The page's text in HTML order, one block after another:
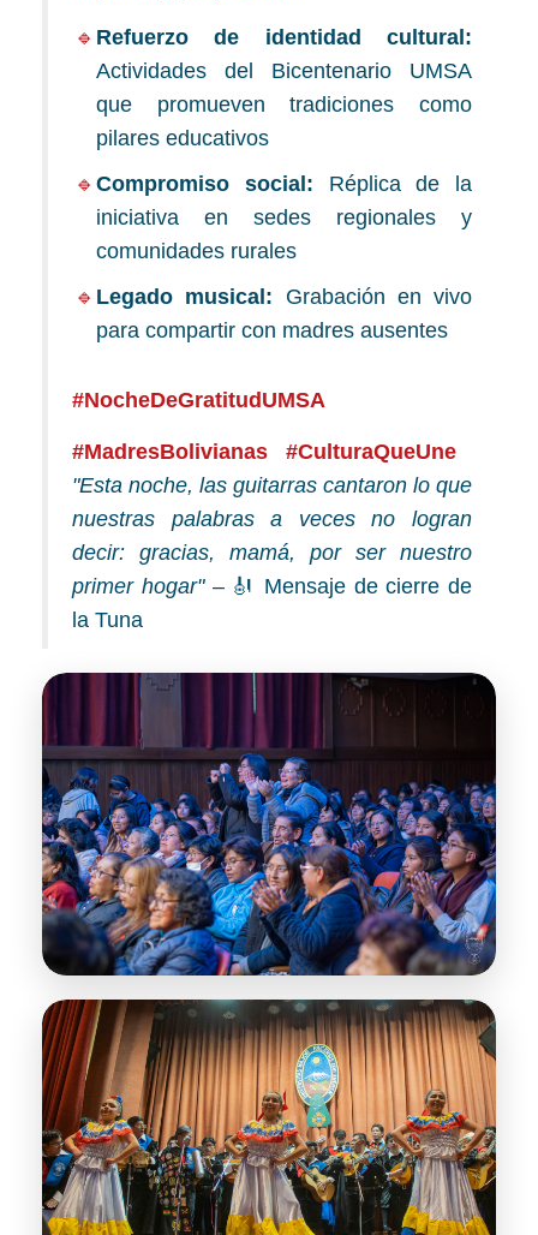
Refuerzo de identidad cultural:
Actividades del Bicentenario UMSA
que promueven tradiciones como
pilares educativos
Compromiso social: Réplica de la
iniciativa en sedes regionales y
comunidades rurales
Legado musical: Grabación en vivo
para compartir con madres ausentes
#NocheDeGratitudUMSA
#MadresBolivianas
#CulturaQueUne
"Esta noche, las guitarras cantaron lo que
nuestras palabras a veces no logran
decir: gracias, mamá, por ser nuestro
primer hogar"– 🎻 Mensaje de cierre de
la Tuna